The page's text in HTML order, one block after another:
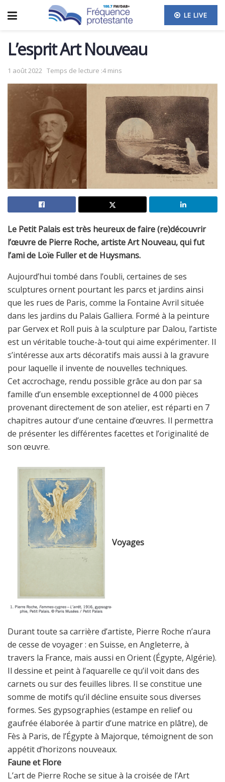
LE LIVE
L’esprit Art Nouveau
1 août 2022 Temps de lecture :4 mins
Le Petit Palais est très heureux de faire (re)découvrir
l’œuvre de Pierre Roche, artiste Art Nouveau, qui fut
l’ami de Loïe Fuller et de Huysmans.
Aujourd’hui tombé dans l’oubli, certaines de ses
sculptures ornent pourtant les parcs et jardins ainsi
que les rues de Paris, comme la Fontaine Avril située
dans les jardins du Palais Galliera. Formé à la peinture
par Gervex et Roll puis à la sculpture par Dalou, l’artiste
est un véritable touche-à-tout qui aime expérimenter. Il
s’intéresse aux arts décoratifs mais aussi à la gravure
pour laquelle il invente de nouvelles techniques.
Cet accrochage, rendu possible grâce au don par sa
famille d’un ensemble exceptionnel de 4 000 pièces
provenant directement de son atelier, est réparti en 7
chapitres autour d’une centaine d’œuvres. Il permettra
de présenter les différentes facettes et l’originalité de
son œuvre.
Voyages
Durant toute sa carrière d’artiste, Pierre Roche n’aura
de cesse de voyager : en Suisse, en Angleterre, à
travers la France, mais aussi en Orient (Égypte, Algérie).
Il dessine et peint à l’aquarelle ce qu’il voitdans des
carnets ou sur des feuilles libres. Il se constitue une
somme de motifs qu’il décline ensuite sous diverses
formes. Ses gypsographies (estampe en relief ou
gaufrée élaborée à partir d’une matrice en plâtre), de
Fès à Paris, de l’Égypte à Majorque, témoignent de son
appétit d’horizons nouveaux.
Faune et Flore
L’art de Pierre Roche se situe à la croisée de l’Art